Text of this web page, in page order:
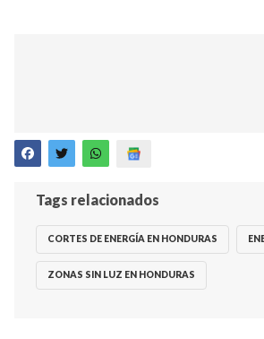
Tags relacionados
CORTES DE ENERGÍA EN HONDURAS
ZONAS SIN LUZ EN HONDURAS